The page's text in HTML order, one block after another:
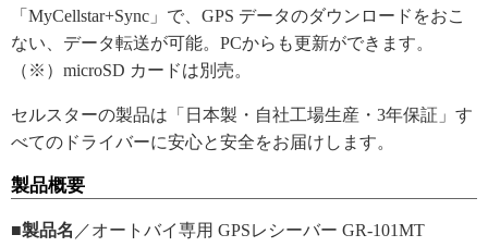
「MyCellstar+Sync」で、GPS データのダウンロードをおこ
ない、データ転送が可能。PCからも更新ができます。
（※）microSD カードは別売。
セルスターの製品は「日本製・自社工場生産・3年保証」す
べてのドライバーに安心と安全をお届けします。
製品概要
■製品名 ／オートバイ専用 GPSレシーバー GR-101MT